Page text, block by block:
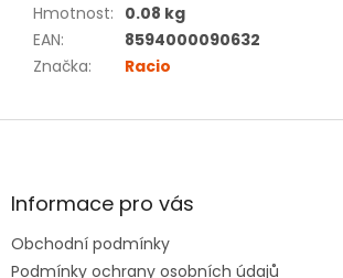
Hmotnost: 0.08 kg
EAN:
8594000090632
Značka: Racio
Z
aInformace pro vás
Obchodní podmínky
Podmínky ochrany osobních údajů